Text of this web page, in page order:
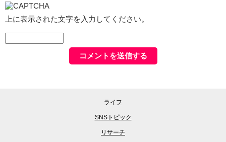
上に表示された文字を入力してください。
ライフ
SNSトピック
リサーチ